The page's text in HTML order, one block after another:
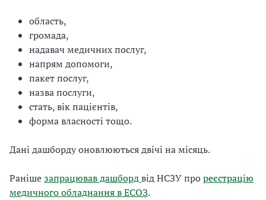
область,
громада,
надавач медичних послуг,
напрям допомоги,
пакет послуг,
назва послуги,
стать, вік пацієнтів,
форма власності тощо.
Дані дашборду оновлюються двічі на місяць.
Ранішезапрацював дашбордвід НСЗУ прореєстрацію
медичного обладнання в ЕСОЗ.